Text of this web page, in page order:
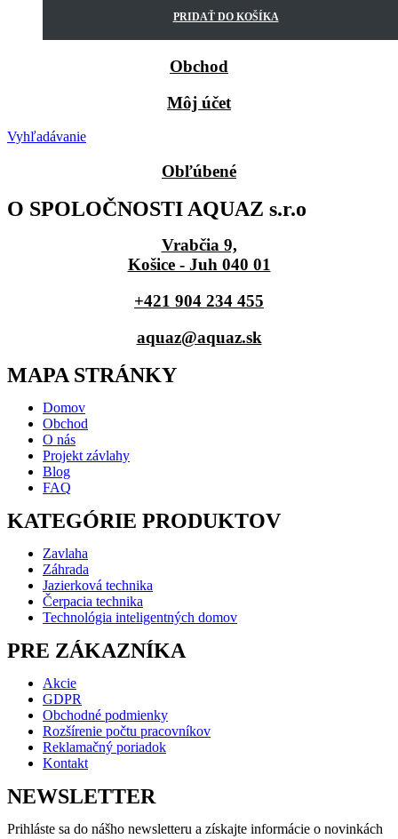
PRIDAŤ DO KOŠÍKA
Obchod
Môj účet
Vyhľadávanie
Obľúbené
O SPOLOČNOSTI AQUAZ s.r.o
Vrabčia 9,
Košice - Juh 040 01
+421 904 234 455
aquaz@aquaz.sk
MAPA STRÁNKY
Domov
Obchod
O nás
Projekt závlahy
Blog
FAQ
KATEGÓRIE PRODUKTOV
Zavlaha
Záhrada
Jazierková technika
Čerpacia technika
Technológia inteligentných domov
PRE ZÁKAZNÍKA
Akcie
GDPR
Obchodné podmienky
Rozšírenie počtu pracovníkov
Reklamačný poriadok
Kontakt
NEWSLETTER
Prihláste sa do nášho newsletteru a získajte informácie o novinkách